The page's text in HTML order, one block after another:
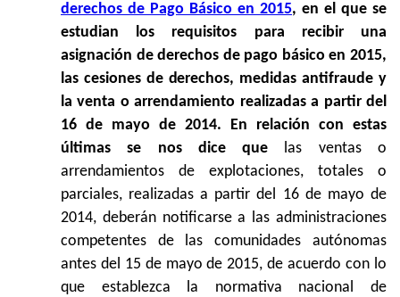
derechos de Pago Básico en 2015, en el que se
estudian los requisitos para recibir una
asignación de derechos de pago básico en 2015,
las cesiones de derechos, medidas antifraude y
la venta o arrendamiento realizadas a partir del
16 de mayo de 2014. En relación con estas
últimas se nos dice que  las ventas o
arrendamientos de explotaciones, totales o
parciales, realizadas a partir del 16 de mayo de
2014, deberán notificarse a las administraciones
competentes de las comunidades autónomas
antes del 15 de mayo de 2015, de acuerdo con lo
que establezca la normativa nacional de